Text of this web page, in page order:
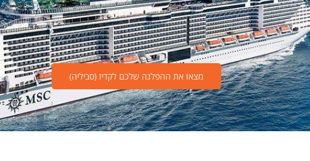
מצאו את ההפלגה שלכם לקדיז (סביליה)